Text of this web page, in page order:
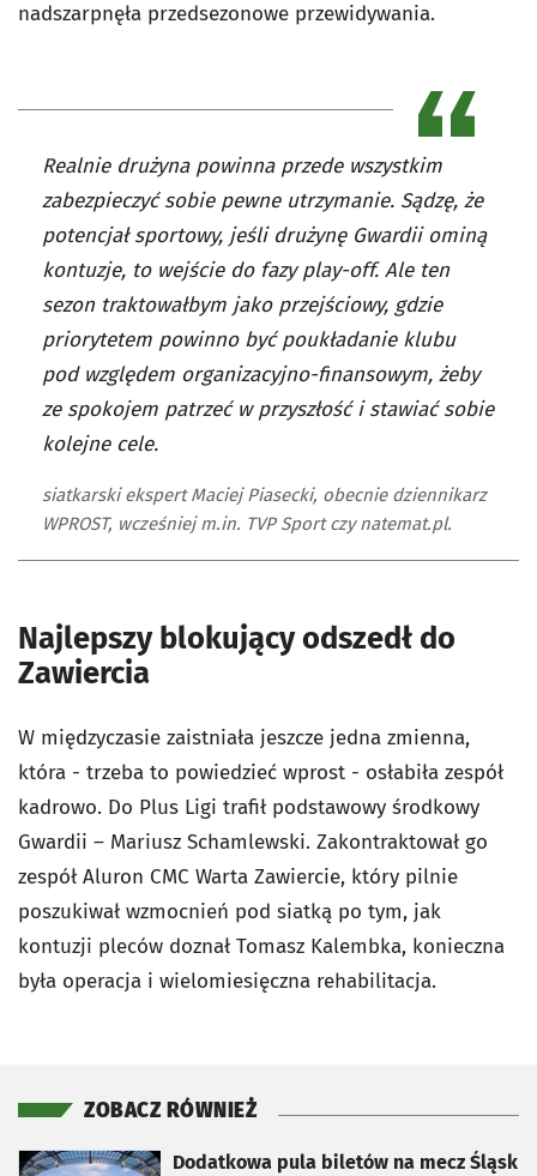
nadszarpnęła przedsezonowe przewidywania.
Realnie drużyna powinna przede wszystkim
zabezpieczyć sobie pewne utrzymanie. Sądzę, że
potencjał sportowy, jeśli drużynę Gwardii ominą
kontuzje, to wejście do fazy play-off. Ale ten
sezon traktowałbym jako przejściowy, gdzie
priorytetem powinno być poukładanie klubu
pod względem organizacyjno-finansowym, żeby
ze spokojem patrzeć w przyszłość i stawiać sobie
kolejne cele.
siatkarski ekspert Maciej Piasecki, obecnie dziennikarz
WPROST, wcześniej m.in. TVP Sport czy natemat.pl.
Najlepszy blokujący odszedł do
Zawiercia
W międzyczasie zaistniała jeszcze jedna zmienna,
która - trzeba to powiedzieć wprost - osłabiła zespół
kadrowo. Do Plus Ligi trafił podstawowy środkowy
Gwardii – Mariusz Schamlewski. Zakontraktował go
zespół Aluron CMC Warta Zawiercie, który pilnie
poszukiwał wzmocnień pod siatką po tym, jak
kontuzji pleców doznał Tomasz Kalembka, konieczna
była operacja i wielomiesięczna rehabilitacja.
ZOBACZ RÓWNIEŻ
Dodatkowa pula biletów na mecz Śląsk
otworzy się w nowej karcie